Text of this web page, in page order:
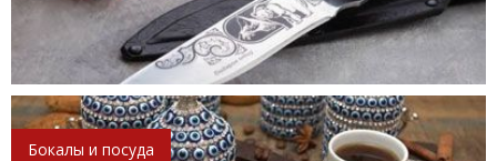
Бокалы и посуда